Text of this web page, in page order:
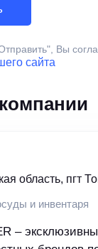
Вы
сайта
область, пгт
и инвентаря
–